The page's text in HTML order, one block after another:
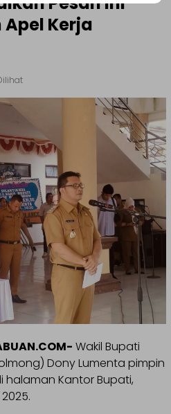
Kerja
Wakil Bupati
Dony Lumenta pimpin
halaman Kantor Bupati,